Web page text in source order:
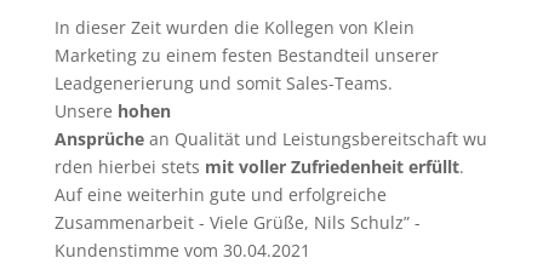
In dieser Zeit wurden die Kollegen von Klein
Marketing zu einem festen Bestandteil unserer
Leadgenerierungund somit Sales-Teams.
Unsere hohen
Ansprüchean Qualität und Leistungsbereitschaft wu
rden hierbei stets mit voller Zufriedenheit erfüllt.
Auf eine weiterhin gute und erfolgreiche
Zusammenarbeit - Viele Grüße, Nils Schulz” -
Kundenstimme vom 30.04.2021